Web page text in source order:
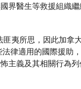
界醫生等救援組織
夷所思，因此加拿
律適用的國際援助
主義及其相關行為